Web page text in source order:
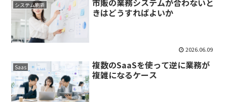
システム刷新
市販の業務システムが合わないと
きはどうすればよいか
2026.06.09
Saas
複数のSaaSを使って逆に業務が
複雑になるケース